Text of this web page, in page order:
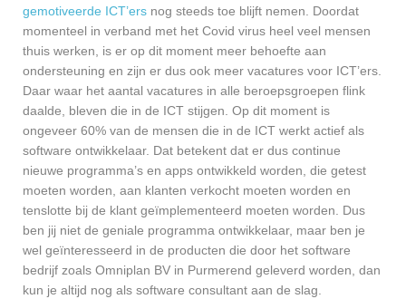
gemotiveerde ICT’ers nog steeds toe blijft nemen. Doordat
momenteel in verband met het Covid virus heel veel mensen
thuis werken, is er op dit moment meer behoefte aan
ondersteuning en zijn er dus ook meer vacatures voor ICT’ers.
Daar waar het aantal vacatures in alle beroepsgroepen flink
daalde, bleven die in de ICT stijgen. Op dit moment is
ongeveer 60% van de mensen die in de ICT werkt actief als
software ontwikkelaar. Dat betekent dat er dus continue
nieuwe programma’s en apps ontwikkeld worden, die getest
moeten worden, aan klanten verkocht moeten worden en
tenslotte bij de klant geïmplementeerd moeten worden. Dus
ben jij niet de geniale programma ontwikkelaar, maar ben je
wel geïnteresseerd in de producten die door het software
bedrijf zoals Omniplan BV in Purmerend geleverd worden, dan
kun je altijd nog als software consultant aan de slag.